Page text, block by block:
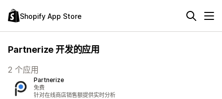
Shopify App Store
Partnerize 开发的应用
2 个应用
Partnerize
免费
针对在线商店销售额提供实时分析